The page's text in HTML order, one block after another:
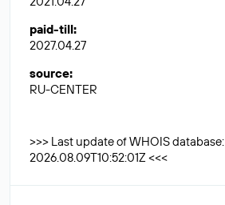
paid-till:
2027.04.27
source:
RU-CENTER
>>> Last update of WHOIS database:
2026.08.09T10:52:01Z <<<